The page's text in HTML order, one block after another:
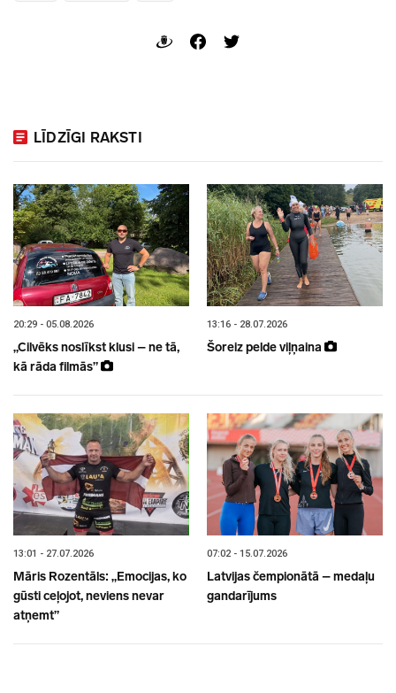
LĪDZĪGI RAKSTI
20:29 - 05.08.2026
„Cilvēks noslīkst klusi – ne tā,
kā rāda filmās”
13:16 - 28.07.2026
Šoreiz pelde viļņaina
13:01 - 27.07.2026
Māris Rozentāls: „Emocijas, ko
gūsti ceļojot, neviens nevar
atņemt”
07:02 - 15.07.2026
Latvijas čempionātā – medaļu
gandarījums